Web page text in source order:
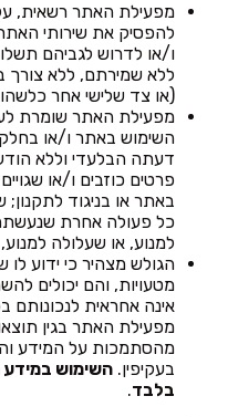
מפעילת האתר רשאית,
להפסיק את שירותי
ו/או לדרוש לגביהם
ללא שמירתם, ללא
(או צד שלישי אחר
מפעילת האתר שומרת
דעתה הבלעדי וללא
פרטים כוזבים ו/או
באתר או בניגוד
כל פעולה אחרת שנעשתה
למנוע, או שעלולה
הגולש מצהיר כי ידוע
מטעויות, והם יכולים
אינה אחראית לנכונותם
מפעילת האתר בגין
מהסתמכות על המידע
בעקיפין. השימוש במידע
בלבד.